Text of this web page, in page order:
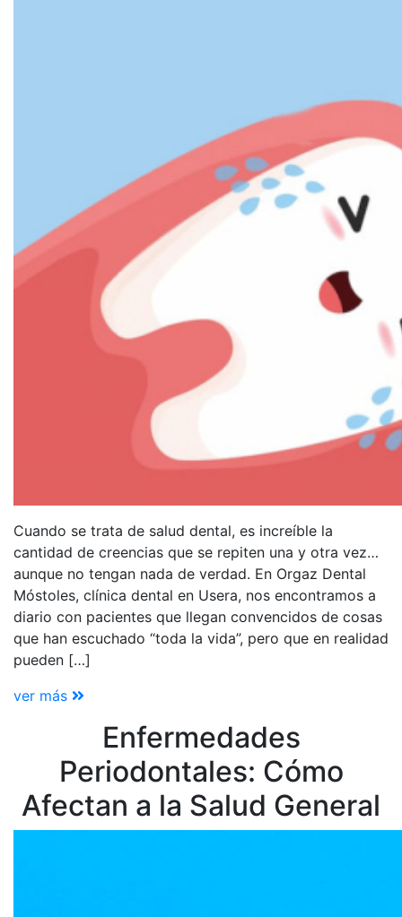
Cuando se trata de salud dental, es increíble la
cantidad de creencias que se repiten una y otra vez…
aunque no tengan nada de verdad. En Orgaz Dental
Móstoles, clínica dental en Usera, nos encontramos a
diario con pacientes que llegan convencidos de cosas
que han escuchado “toda la vida”, pero que en realidad
pueden […]
ver más
Enfermedades
Periodontales: Cómo
Afectan a la Salud General